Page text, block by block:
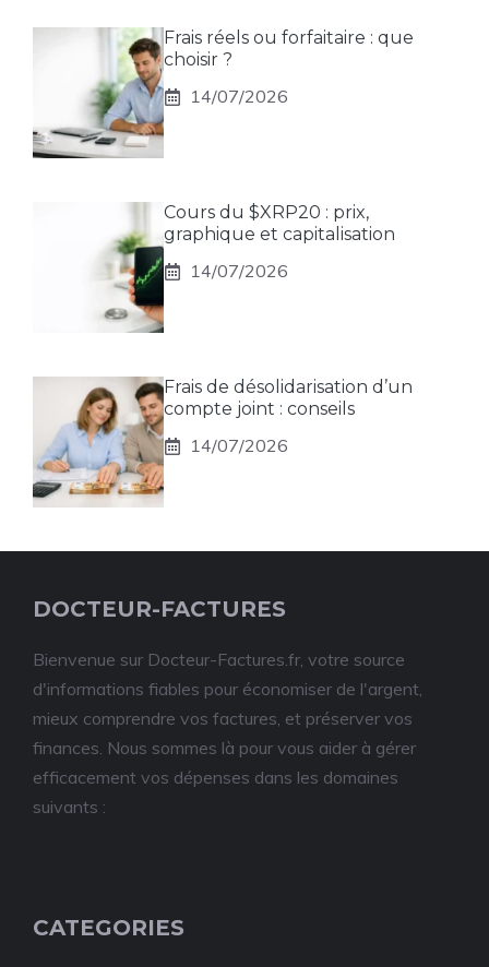
Frais réels ou forfaitaire : que
choisir ?
14/07/2026
Cours du $XRP20 : prix,
graphique et capitalisation
14/07/2026
Frais de désolidarisation d’un
compte joint : conseils
14/07/2026
DOCTEUR-FACTURES
Bienvenue sur Docteur-Factures.fr, votre source
d'informations fiables pour économiser de l'argent,
mieux comprendre vos factures, et préserver vos
finances. Nous sommes là pour vous aider à gérer
efficacement vos dépenses dans les domaines
suivants :
CATEGORIES